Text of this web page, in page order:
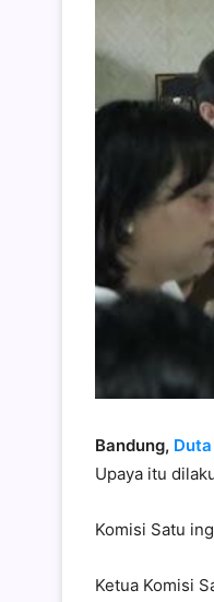
Bandung,
Upaya itu
Komisi Satu
Ketua Komisi